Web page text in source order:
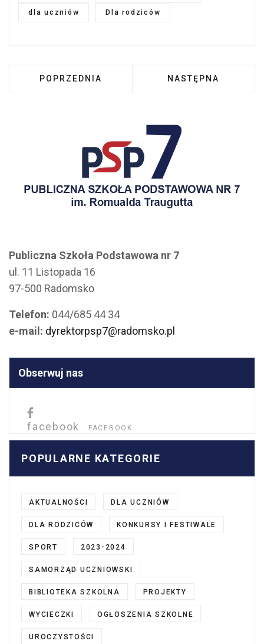
dla uczniów Dla rodziców
POPRZEDNIA STRONA: XX MIĘDZYSZKOLNY
POPRZEDNIA NASTĘPNA
NASTĘPNA
Publiczna Szkoła Podstawowa nr 7
ul. 11 Listopada 16
97-500 Radomsko
Telefon: 044/685 44 34
e-mail: dyrektorpsp7@radomsko.pl
Obserwuj nas
facebook FACEBOOK
POPULARNE KATEGORIE
AKTUALNOŚCI DLA UCZNIÓW
DLA RODZICÓW KONKURSY I FESTIWALE
SPORT 2023-2024
SAMORZĄD UCZNIOWSKI
BIBLIOTEKA SZKOLNA PROJEKTY
WYCIECZKI OGŁOSZENIA SZKOLNE
UROCZYSTOŚCI